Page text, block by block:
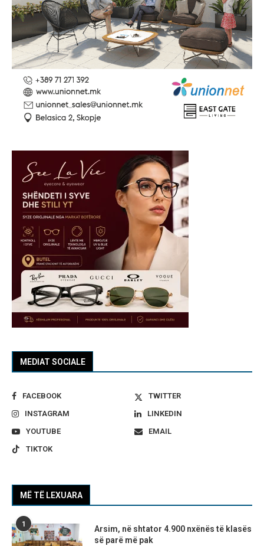
MEDIAT SOCIALE
FACEBOOK
TWITTER
INSTAGRAM
LINKEDIN
YOUTUBE
EMAIL
TIKTOK
MË TË LEXUARA
1
Arsim, në shtator 4.900 nxënës të klasës
së parë më pak